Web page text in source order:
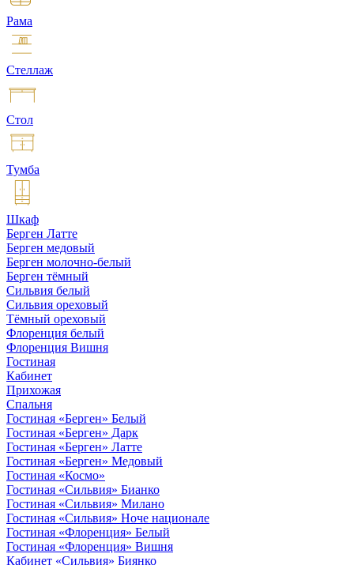
Рама
Стеллаж
Стол
Тумба
Шкаф
Берген Латте
Берген медовый
Берген молочно-белый
Берген тёмный
Сильвия белый
Сильвия ореховый
Тёмный ореховый
Флоренция белый
Флоренция Вишня
Гостиная
Кабинет
Прихожая
Спальня
Гостиная «Берген» Белый
Гостиная «Берген» Дарк
Гостиная «Берген» Латте
Гостиная «Берген» Медовый
Гостиная «Космо»
Гостиная «Сильвия» Бианко
Гостиная «Сильвия» Милано
Гостиная «Сильвия» Ноче национале
Гостиная «Флоренция» Белый
Гостиная «Флоренция» Вишня
Кабинет «Сильвия» Биянко